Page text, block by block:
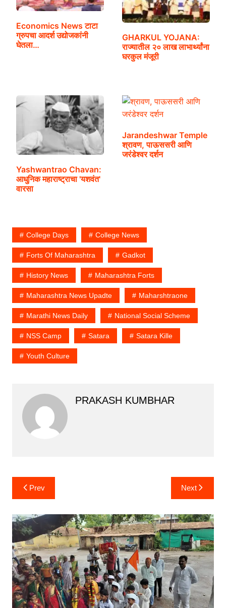
Economics News टाटा
ग्रुपचा आदर्श उद्योजकांनी
घेतला…
GHARKUL YOJANA:
राज्यातील २० लाख लाभार्थ्यांना
घरकुल मंजूरी
Yashwantrao Chavan:
आधुनिक महाराष्ट्राचा 'यशवंत'
वारसा
Jarandeshwar Temple
श्रावण, पाऊससरी आणि
जरंडेश्वर दर्शन
College Days College News
Forts Of Maharashtra Gadkot
History News Maharashtra Forts
Maharashtra News Upadte Maharshtraone
Marathi News Daily National Social Scheme
NSS Camp Satara Satara Kille
Youth Culture
PRAKASH KUMBHAR
Post
navigation
Prev Next